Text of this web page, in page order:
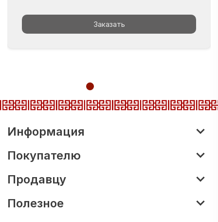
Заказать
Информация
Покупателю
Продавцу
Полезное